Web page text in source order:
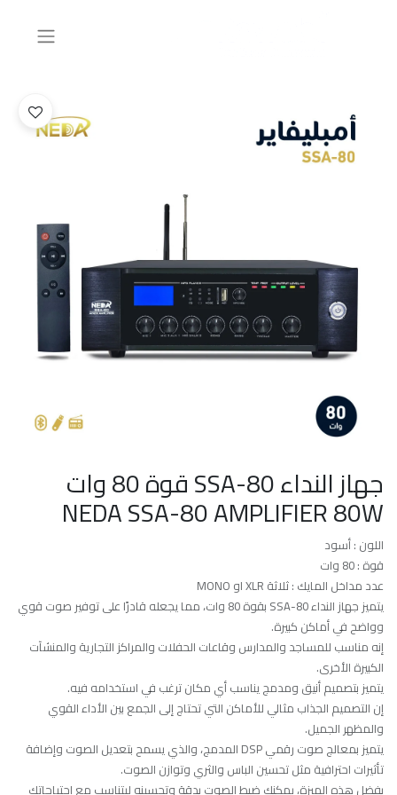
جهاز النداء SSA-80 قوة 80 وات
NEDA SSA-80 AMPLIFIER 80W
اللون : أسود
قوة : 80 وات
عدد مداخل المايك : ثلاثة XLR او MONO
يتميز جهاز النداء SSA-80 بقوة 80 وات، مما يجعله قادرًا على توفير صوت قوي
وواضح في أماكن كبيرة.
إنه مناسب للمساجد والمدارس وقاعات الحفلات والمراكز التجارية والمنشآت
الكبيرة الأخرى.
يتميز بتصميم أنيق ومدمج يناسب أي مكان ترغب في استخدامه فيه.
إن التصميم الجذاب مثالي للأماكن التي تحتاج إلى الجمع بين الأداء القوي
والمظهر الجميل.
يتميز بمعالج صوت رقمي DSP المدمج، والذي يسمح بتعديل الصوت وإضافة
تأثيرات احترافية مثل تحسين الباس والثري وتوازن الصوت.
بفضل هذه الميزة، يمكنك ضبط الصوت بدقة وتحسينه ليتناسب مع احتياجاتك